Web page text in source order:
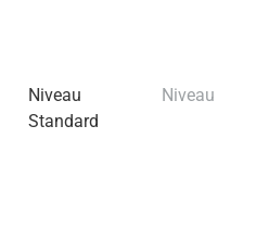
Niveau
Standard
Niveau